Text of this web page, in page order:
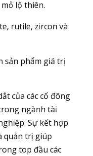
lộ thiên.
rutile, zircon và
sản phẩm giá trị
của các cổ đông
ngành tài
Sự kết hợp
quản trị giúp
top đầu các